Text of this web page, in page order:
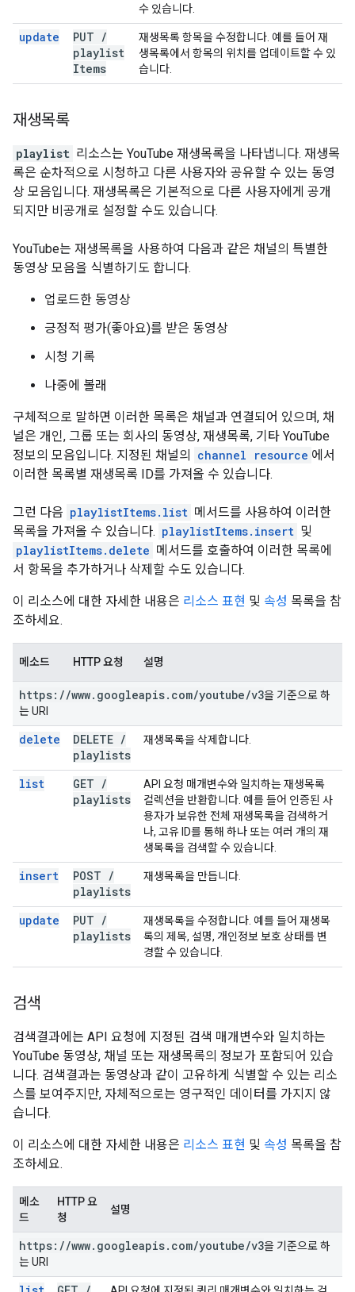
수 있습니다.
update PUT /
playlist
Items
재생목록 항목을 수정합니다. 예를 들어 재
생목록에서 항목의 위치를 업데이트할 수 있
습니다.
재생목록
playlist 리소스는 YouTube 재생목록을 나타냅니다. 재생목
록은 순차적으로 시청하고 다른 사용자와 공유할 수 있는 동영
상 모음입니다. 재생목록은 기본적으로 다른 사용자에게 공개
되지만 비공개로 설정할 수도 있습니다.
YouTube는 재생목록을 사용하여 다음과 같은 채널의 특별한
동영상 모음을 식별하기도 합니다.
업로드한 동영상
긍정적 평가(좋아요)를 받은 동영상
시청 기록
나중에 볼래
구체적으로 말하면 이러한 목록은 채널과 연결되어 있으며, 채
널은 개인, 그룹 또는 회사의 동영상, 재생목록, 기타 YouTube
정보의 모음입니다. 지정된 채널의
channel resource 에서
이러한 목록별 재생목록 ID를 가져올 수 있습니다.
그런 다음 playlistItems.list 메서드를 사용하여 이러한
목록을 가져올 수 있습니다. playlistItems.insert 및
playlistItems.delete 메서드를 호출하여 이러한 목록에
서 항목을 추가하거나 삭제할 수도 있습니다.
이 리소스에 대한 자세한 내용은 리소스 표현 및 속성 목록을 참
조하세요.
메소드 HTTP 요청 설명
https: //www. googleapis. com/youtube/v3을 기준으로 하
는 URI
delete DELETE /
playlists
재생목록을 삭제합니다.
list GET /
playlists
API 요청 매개변수와 일치하는 재생목록
컬렉션을 반환합니다. 예를 들어 인증된 사
용자가 보유한 전체 재생목록을 검색하거
나, 고유 ID를 통해 하나 또는 여러 개의 재
생목록을 검색할 수 있습니다.
insert POST /
playlists
재생목록을 만듭니다.
update PUT /
playlists
재생목록을 수정합니다. 예를 들어 재생목
록의 제목, 설명, 개인정보 보호 상태를 변
경할 수 있습니다.
검색
검색결과에는 API 요청에 지정된 검색 매개변수와 일치하는
YouTube 동영상, 채널 또는 재생목록의 정보가 포함되어 있습
니다. 검색결과는 동영상과 같이 고유하게 식별할 수 있는 리소
스를 보여주지만, 자체적으로는 영구적인 데이터를 가지지 않
습니다.
이 리소스에 대한 자세한 내용은 리소스 표현 및 속성 목록을 참
조하세요.
메소
드
HTTP 요
청
설명
https: //www. googleapis. com/youtube/v3을 기준으로 하
는 URI